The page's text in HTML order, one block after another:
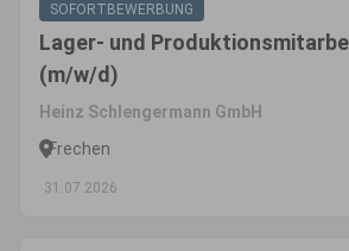
SOFORTBEWERBUNG
Lager- und
(m/w/d)
Heinz Schlengermann GmbH
Frechen
31.07.2026